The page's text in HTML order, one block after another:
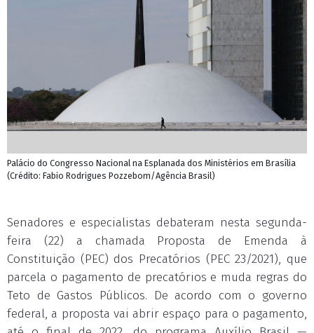
Palácio do Congresso Nacional na Esplanada dos Ministérios em Brasília
(Crédito: Fabio Rodrigues Pozzebom/Agência Brasil)
Senadores e especialistas debateram nesta segunda-
feira (22) a chamada Proposta de Emenda à
Constituição (PEC) dos Precatórios (PEC 23/2021), que
parcela o pagamento de precatórios e muda regras do
Teto de Gastos Públicos. De acordo com o governo
federal, a proposta vai abrir espaço para o pagamento,